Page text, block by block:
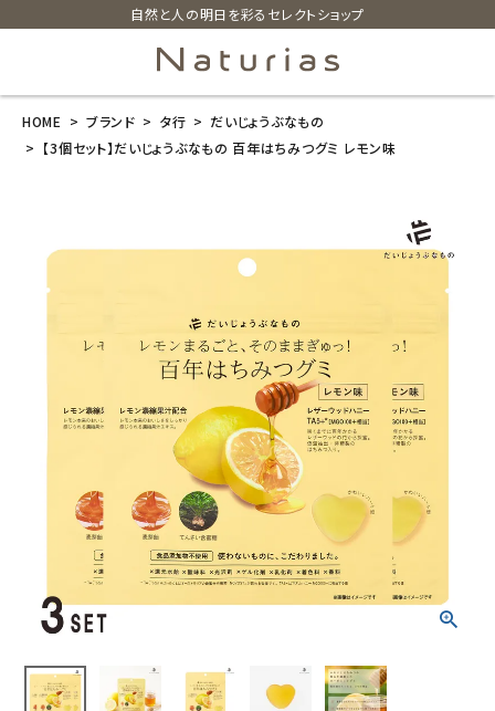
自然と人の明日を彩るセレクトショップ
search
【3個セット】だ
の 百年はちみ
(税込)
新商品
カテゴリーから探す
HOME ブランド タ行
だいじょうぶなもの
【3個セット】だいじょうぶなもの 百年はちみつグミ レモン味